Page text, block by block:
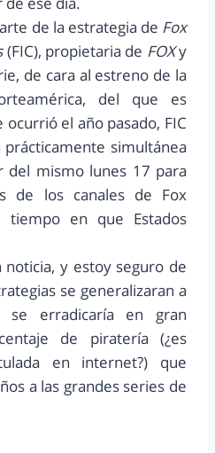
de la estrategia de Fox
(FIC), propietaria de FOXy
de cara al estreno de la
del que es
el año pasado, FIC
simultánea
del mismo lunes 17 para
de los canales de Fox
tiempo en que Estados
noticia, y estoy seguro de
se generalizaran a
se erradicaría en gran
de piratería (¿es
en internet?) que
a las grandes series de